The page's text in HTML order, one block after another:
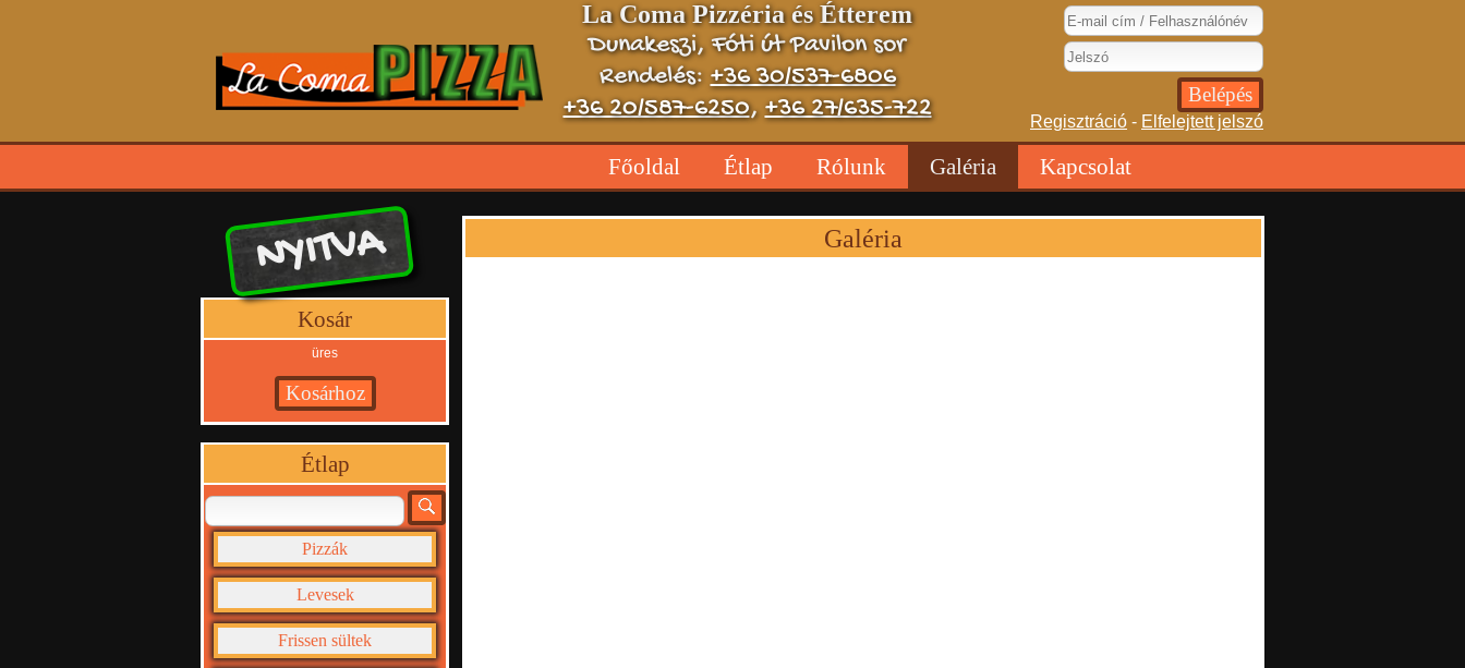
La Coma Pizzéria és Étterem
Dunakeszi, Fóti út Pavilon sor
Rendelés:+36 30/537-6806
+36 20/587-6250,+36 27/635-722 Regisztráció - Elfelejtett jelszó
Főoldal Étlap Rólunk Galéria Kapcsolat
NYITVA
Kosár
üres
Étlap
Pizzák
Levesek
Frissen sültek
Galéria